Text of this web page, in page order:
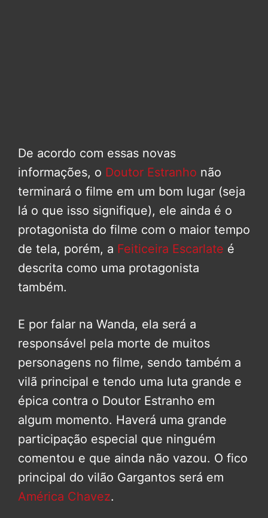
De acordo com essas novas
informações, o Doutor Estranho não
terminará o filme em um bom lugar (seja
lá o que isso signifique), ele ainda é o
protagonista do filme com o maior tempo
de tela, porém, a Feiticeira Escarlate é
descrita como uma protagonista
também.
E por falar na Wanda, ela será a
responsável pela morte de muitos
personagens no filme, sendo também a
vilã principal e tendo uma luta grande e
épica contra o Doutor Estranho em
algum momento. Haverá uma grande
participação especial que ninguém
comentou e que ainda não vazou. O fico
principal do vilão Gargantos será em
América Chavez.